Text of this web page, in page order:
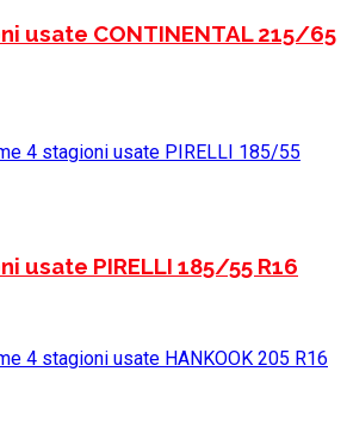
usate CONTINENTAL 215/65
usate PIRELLI 185/55 R16